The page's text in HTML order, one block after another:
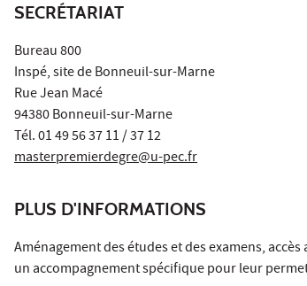
SECRÉTARIAT
Bureau 800
Inspé, site de Bonneuil-sur-Marne
Rue Jean Macé
94380 Bonneuil-sur-Marne
Tél. 01 49 56 37 11 / 37 12
masterpremierdegre@u-pec.fr
PLUS D'INFORMATIONS
Aménagement des études et des examens,
un accompagnement spécifique pour leur